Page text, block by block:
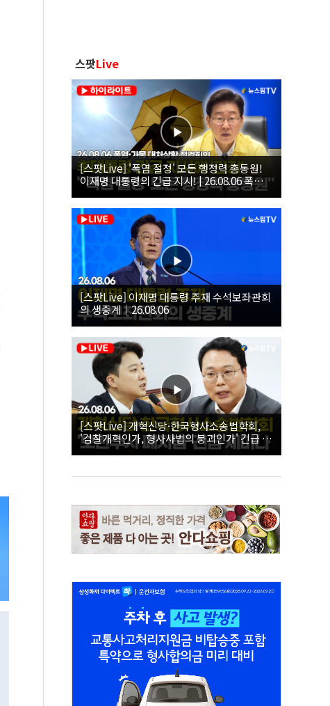
스팟Live
[스팟Live] '폭염 절정' 모든 행정력 총동원!
이재명 대통령의 긴급 지시! | 26.08.06 폭염•
가뭄 대처상황 점검회의
[스팟Live] 이재명 대통령 주재 수석보좌관회
의 생중계｜26.08.06
[스팟Live] 개혁신당·한국형사소송법학회,
'검찰개혁인가, 형사사법의 붕괴인가' 긴급 세
미나｜26.08.06